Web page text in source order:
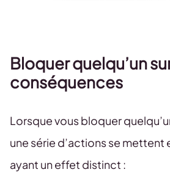
Bloquer quelqu’un
conséquences
Lorsque vous bloquer
une série d’actions se mettent
ayant un effet distinct :